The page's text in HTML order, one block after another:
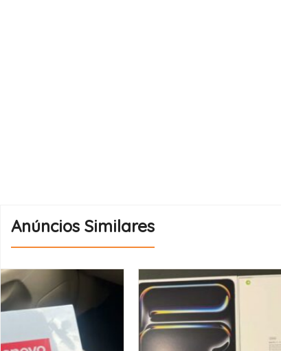
Anúncios Similares